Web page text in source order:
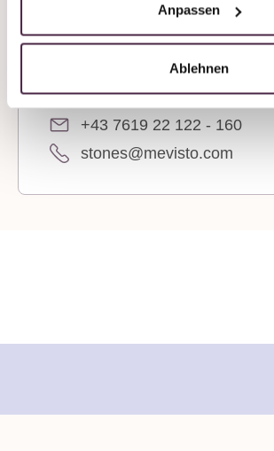
Anpassen
Ablehnen
We’re always available by
+43 7619 22 122 - 160
stones@mevisto.com